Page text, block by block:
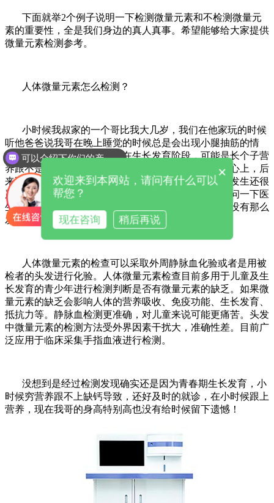
下面就举2个例子说明一下检测微量元素和不检测微量元
素的重要性，全是我们身边的真人真事。希望能够给大家提供
微量元素检测参考。
人体微量元素怎么检测？
小时候我叔家的一个哥比我大几岁，我们在他家玩的时候
听他爸爸说我哥在晚上睡觉的时候总是会出现小腿抽筋的情
况，每天都会有，那是还处在生长发育阶段，可能是长个子营
养跟不是怀疑是缺钙的原因，就没有把这个情况放在心上，后
来不论是晚上还是中午休息的时候总会是有这种情况发生还很
严重，每次都把我哥给疼哭，后来就是想着去医院询问一下医
生情况，想去医院做一下微量元素检测，可是那时候没有那么
发达怕上当，人体微量元素怎么检测？
人体微量元素的检查可以采取外周静脉血化验或者是用被
检者的头发进行化验。人体微量元素检查目前多用于儿童及生
长发育的青少年进行检测判断是否有微量元素的缺乏。如果微
量元素的缺乏会影响人体的营养吸收、免疫功能、生长发育、
抵抗力等。静脉血检测更准确，对儿童来说可能更痛苦。头发
中微量元素的检测方法受外界因素干扰大，准确性差。目前广
泛应用于临床采集手指血液进行检测。
没想到是经过检测发现确实还是因为青春期生长发育，小
时候穷营养跟不上缺钙导致，还好及时的就诊，在小时候跟上
营养，现在我哥的身高特别高也没有给时候留下遗憾！
可以介绍下你们的产品么
×
欢迎来到本网站，请问有什么可以
帮您？
现在咨询 稍后再说